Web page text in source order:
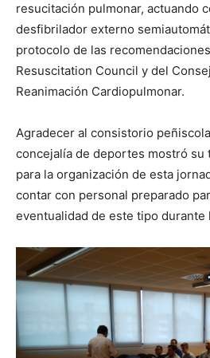
resucitación pulmonar, actuando
desfibrilador externo
protocolo de las
Resuscitation Council y del
Reanimación Cardiopulmonar.
Agradecer al consistorio
concejalía de deportes mostró su
para la organización de esta
contar con personal preparado
eventualidad de este tipo durante